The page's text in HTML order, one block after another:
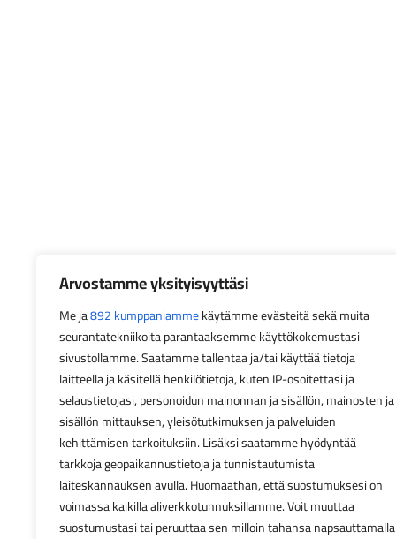
Arvostamme yksityisyyttäsi
Me ja892 kumppaniammekäytämme evästeitä sekä muita
seurantatekniikoita parantaaksemme käyttökokemustasi
sivustollamme. Saatamme tallentaa ja/tai käyttää tietoja
laitteella ja käsitellä henkilötietoja, kuten IP-osoitettasi ja
selaustietojasi, personoidun mainonnan ja sisällön, mainosten ja
sisällön mittauksen, yleisötutkimuksen ja palveluiden
kehittämisen tarkoituksiin. Lisäksi saatamme hyödyntää
tarkkoja geopaikannustietoja ja tunnistautumista
laiteskannauksen avulla. Huomaathan, että suostumuksesi on
voimassa kaikilla aliverkkotunnuksillamme. Voit muuttaa
suostumustasi tai peruuttaa sen milloin tahansa napsauttamalla